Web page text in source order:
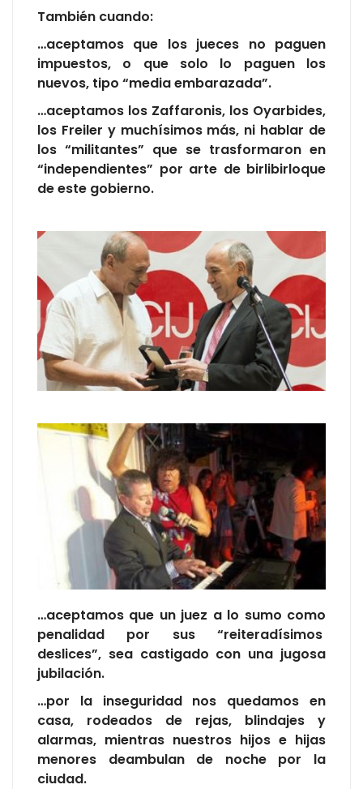
También cuando:
…aceptamos que los jueces no paguen
impuestos, o que solo lo paguen los
nuevos, tipo “media embarazada”.
…aceptamos los Zaffaronis, los Oyarbides,
los Freiler y muchísimos más, ni hablar de
los “militantes” que se trasformaron en
“independientes” por arte de birlibirloque
de este gobierno.
…aceptamos que un juez a lo sumo como
penalidad por sus “reiteradísimos
deslices”, sea castigado con una jugosa
jubilación.
…por la inseguridad nos quedamos en
casa, rodeados de rejas, blindajes y
alarmas, mientras nuestros hijos e hijas
menores deambulan de noche por la
ciudad.